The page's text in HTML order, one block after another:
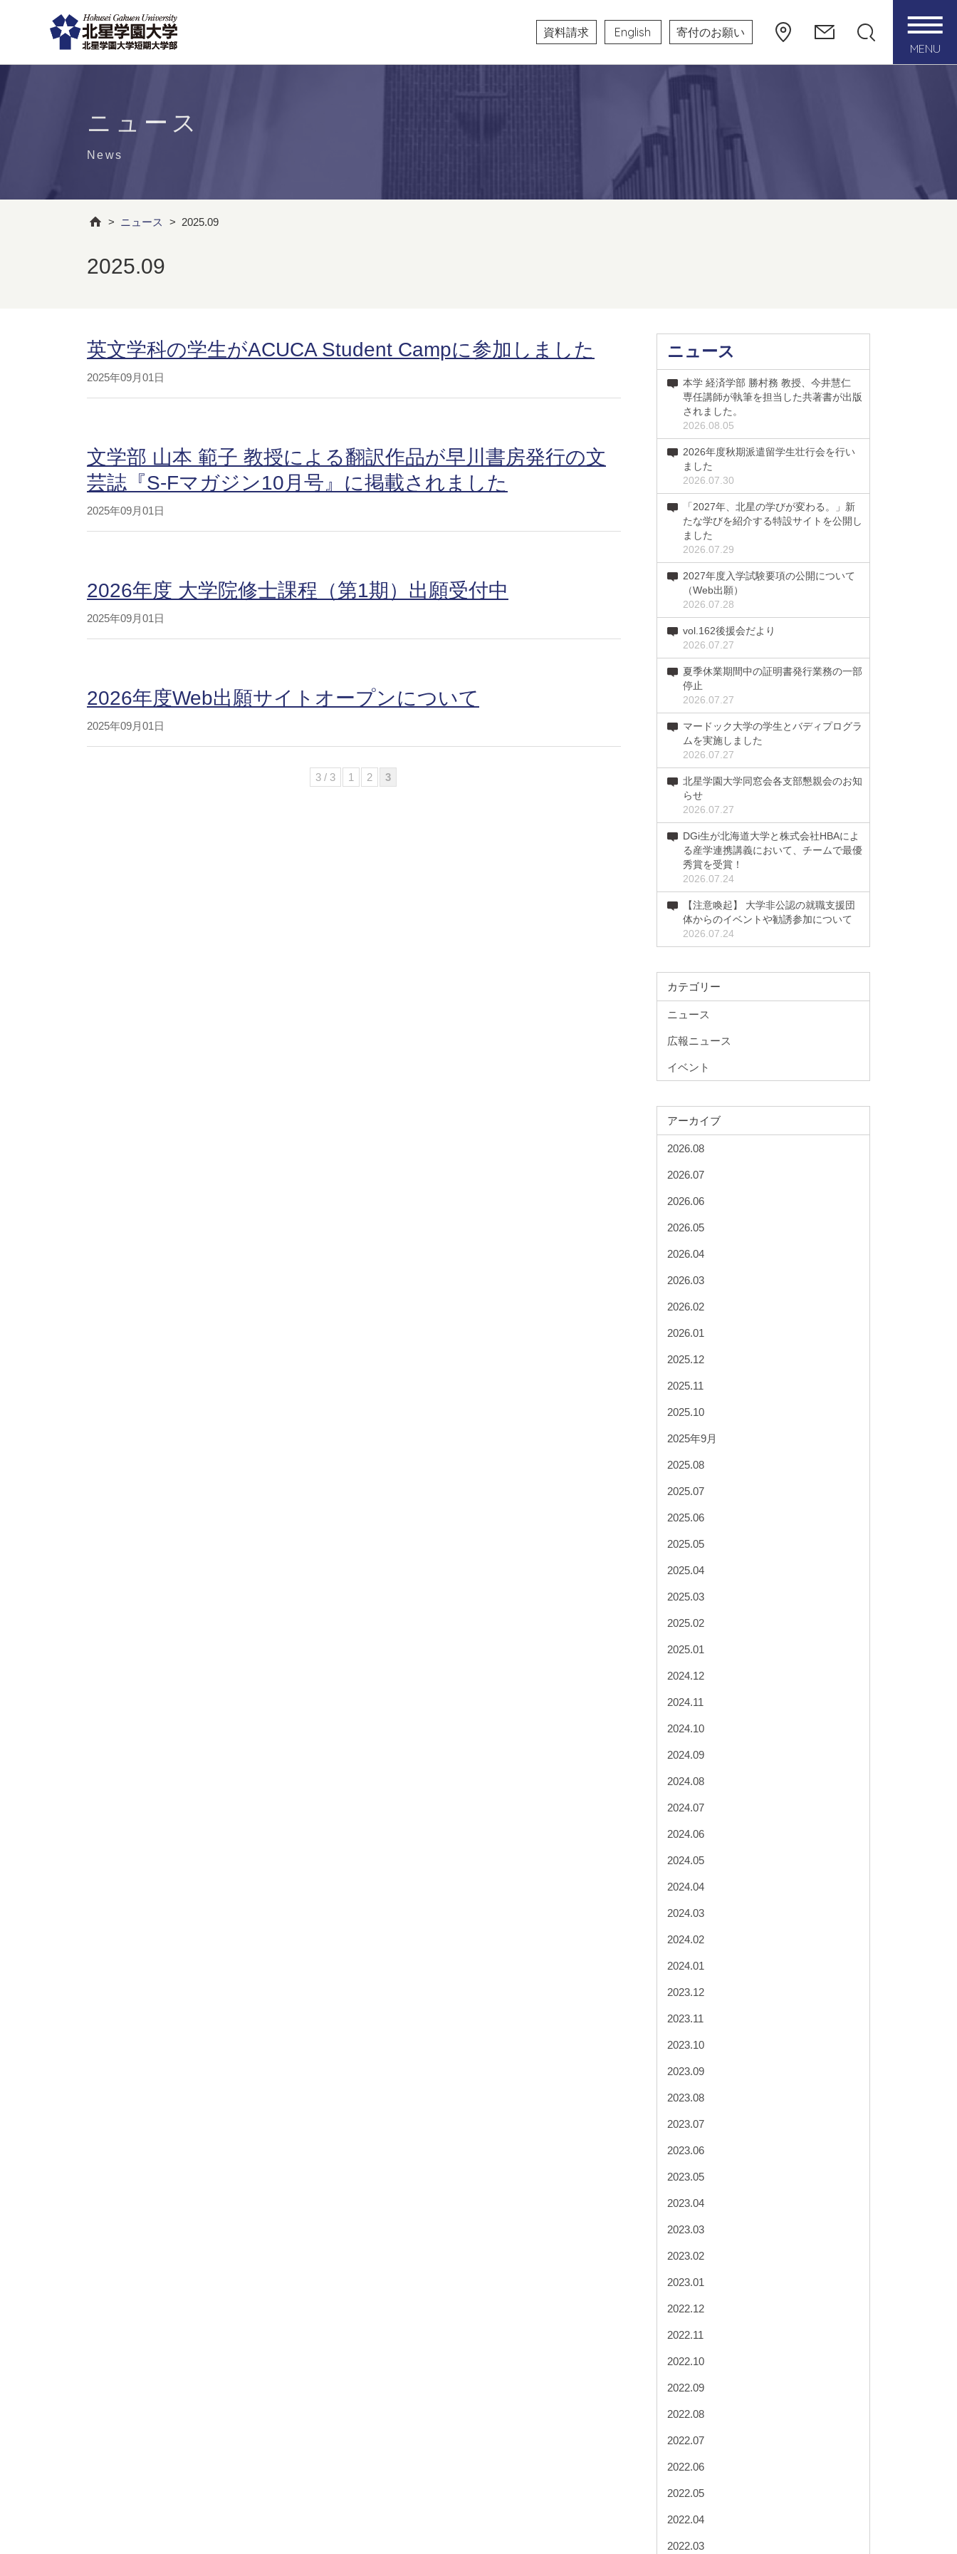
資料請求 English
寄付のお願い
MENU
ニュース
News
> ニュース > 2025.09
2025.09
英文学科の学生がACUCA Student Campに参加しました
2025年09月01日
文学部 山本 範子 教授による翻訳作品が早川書房発行の文
芸誌『S-Fマガジン10月号』に掲載されました
2025年09月01日
2026年度 大学院修士課程（第1期）出願受付中
2025年09月01日
2026年度Web出願サイトオープンについて
2025年09月01日
3 / 3 1 2 3
ニュース
本学 経済学部 勝村務 教授、今井慧仁
専任講師が執筆を担当した共著書が出版
されました。
2026.08.05
2026年度秋期派遣留学生壮行会を行い
ました
2026.07.30
「2027年、北星の学びが変わる。」新
たな学びを紹介する特設サイトを公開し
ました
2026.07.29
2027年度入学試験要項の公開について
（Web出願）
2026.07.28
vol.162後援会だより
2026.07.27
夏季休業期間中の証明書発行業務の一部
停止
2026.07.27
マードック大学の学生とバディプログラ
ムを実施しました
2026.07.27
北星学園大学同窓会各支部懇親会のお知
らせ
2026.07.27
DGi生が北海道大学と株式会社HBAによ
る産学連携講義において、チームで最優
秀賞を受賞！
2026.07.24
【注意喚起】 大学非公認の就職支援団
体からのイベントや勧誘参加について
2026.07.24
カテゴリー
ニュース
広報ニュース
イベント
アーカイブ
2026.08
2026.07
2026.06
2026.05
2026.04
2026.03
2026.02
2026.01
2025.12
2025.11
2025.10
2025年9月
2025.08
2025.07
2025.06
2025.05
2025.04
2025.03
2025.02
2025.01
2024.12
2024.11
2024.10
2024.09
2024.08
2024.07
2024.06
2024.05
2024.04
2024.03
2024.02
2024.01
2023.12
2023.11
2023.10
2023.09
2023.08
2023.07
2023.06
2023.05
2023.04
2023.03
2023.02
2023.01
2022.12
2022.11
2022.10
2022.09
2022.08
2022.07
2022.06
2022.05
2022.04
2022.03